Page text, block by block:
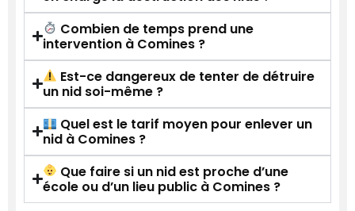
Combien de temps prend une
intervention à Comines ?
Est-ce dangereux de tenter de détruire
un nid soi-même ?
Quel est le tarif moyen pour enlever un
nid à Comines ?
Que faire si un nid est proche d’une
école ou d’un lieu public à Comines ?